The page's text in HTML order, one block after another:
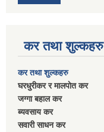
कर तथा शुल्कहरु
कर तथा शुल्कहरु
घरधुरीकर र मालपाेत कर
जग्गा बहाल कर
ब्यवसाय कर
सवारी साधन कर